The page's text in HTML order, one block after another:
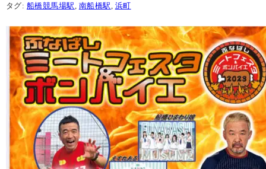
タグ: 船橋競馬場駅 南船橋駅 浜町